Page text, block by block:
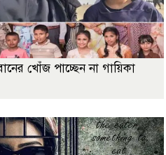
খোঁজ পাচ্ছেন না গায়িকা